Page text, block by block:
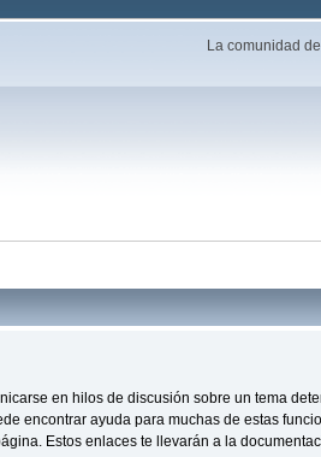
La comunidad
en hilos de discusión sobre un tema
encontrar ayuda para muchas de estas
Estos enlaces te llevarán a la